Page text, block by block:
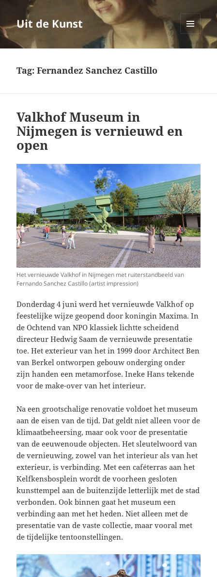
Uit de Kunst
MENU
EN
Tag:Fernandez Sanchez Castillo
Valkhof Museum in
Nijmegen is vernieuwd en
open
Het vernieuwde Valkhof in Nijmegen met ruiterstandbeeld van
Fernando Sanchez Castillo (artist impression)
Donderdag 4 juni werd het vernieuwde Valkhof op
feestelijke wijze geopend door koningin Maxima. In
de Ochtend van NPO klassiek lichtte scheidend
directeur Hedwig Saam de vernieuwde presentatie
toe. Het exterieur van het in 1999 door Architect Ben
van Berkel ontworpen gebouw onderging onder
zijn handen een metamorfose. Ineke Hans tekende
voor de make-over van het interieur.
Na een grootschalige renovatie voldoet het museum
aan de eisen van de tijd. Dat geldt niet alleen voor de
klimaatbeheersing, maar ook voor de presentatie
van de eeuwenoude objecten. Het sleutelwoord van
de vernieuwing, zowel van het interieur als van het
exterieur, is verbinding. Met een caféterras aan het
Kelfkensbosplein wordt de voorheen gesloten
kunsttempel aan de buitenzijde letterlijk met de stad
verbonden. Ook binnen gaat het museum een
verbinding aan met het heden. Niet alleen met de
presentatie van de vaste collectie, maar vooral met
de tijdelijke tentoonstellingen.